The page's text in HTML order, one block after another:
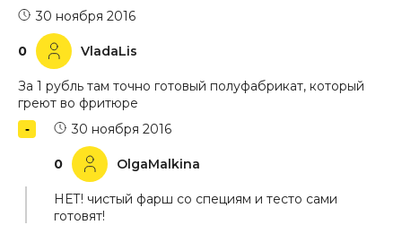
0 VladaLis
30 ноября 2016
За 1 рубль там точно готовый полуфабрикат, который
греют во фритюре
0 OlgaMalkina
30 ноября 2016
НЕТ! чистый фарш со специям и тесто сами
готовят!